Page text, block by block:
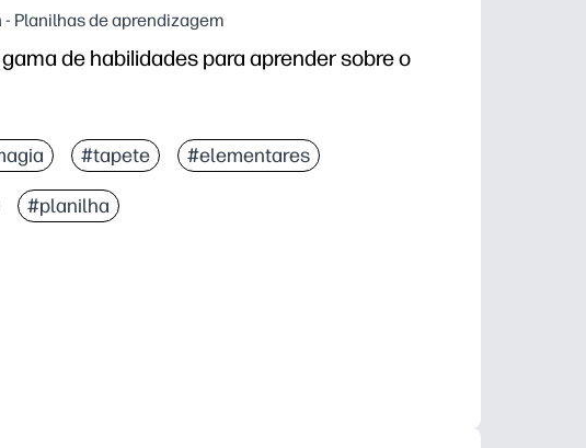
Planilhas de aprendizagem
de habilidades para aprender sobre o
#tapete #elementares
#planilha